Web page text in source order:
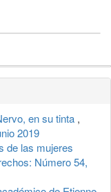
en su tinta ,
2019
de las mujeres
Número 54,